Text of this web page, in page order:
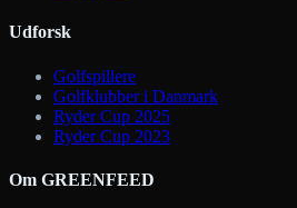
Udforsk
Golfspillere
Golfklubber i Danmark
Ryder Cup 2025
Ryder Cup 2023
Om GREENFEED